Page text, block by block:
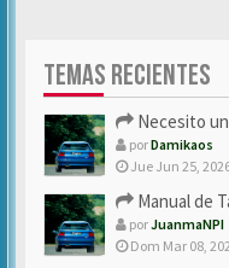
TEMAS RECIENTES
Necesito
porDamikaos
Jue Jun 25,
Manual de
porJuanmaNPI
Dom Mar 08,